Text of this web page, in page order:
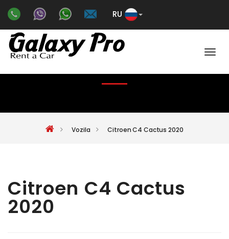
Color
RU
Vozila Citroen C4 Cactus 2020
Citroen C4 Cactus
2020